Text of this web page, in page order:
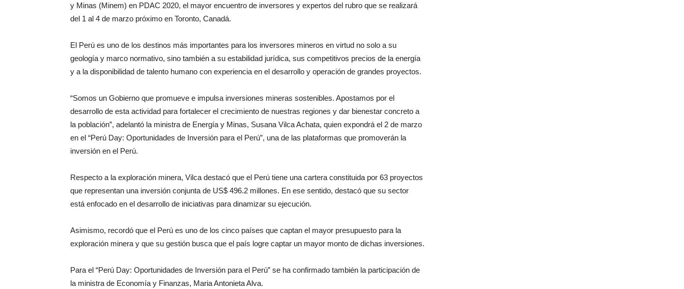
y Minas (Minem) en PDAC 2020, el mayor encuentro de inversores y expertos del rubro que se realizará
del 1 al 4 de marzo próximo en Toronto, Canadá.
El Perú es uno de los destinos más importantes para los inversores mineros en virtud no solo a su
geología y marco normativo, sino también a su estabilidad jurídica, sus competitivos precios de la energía
y a la disponibilidad de talento humano con experiencia en el desarrollo y operación de grandes proyectos.
“Somos un Gobierno que promueve e impulsa inversiones mineras sostenibles. Apostamos por el
desarrollo de esta actividad para fortalecer el crecimiento de nuestras regiones y dar bienestar concreto a
la población”, adelantó la ministra de Energía y Minas, Susana Vilca Achata, quien expondrá el 2 de marzo
en el “Perú Day: Oportunidades de Inversión para el Perú”, una de las plataformas que promoverán la
inversión en el Perú.
Respecto a la exploración minera, Vilca destacó que el Perú tiene una cartera constituida por 63 proyectos
que representan una inversión conjunta de US$ 496.2 millones. En ese sentido, destacó que su sector
está enfocado en el desarrollo de iniciativas para dinamizar su ejecución.
Asimismo, recordó que el Perú es uno de los cinco países que captan el mayor presupuesto para la
exploración minera y que su gestión busca que el país logre captar un mayor monto de dichas inversiones.
Para el “Perú Day: Oportunidades de Inversión para el Perú” se ha confirmado también la participación de
la ministra de Economía y Finanzas, Maria Antonieta Alva.